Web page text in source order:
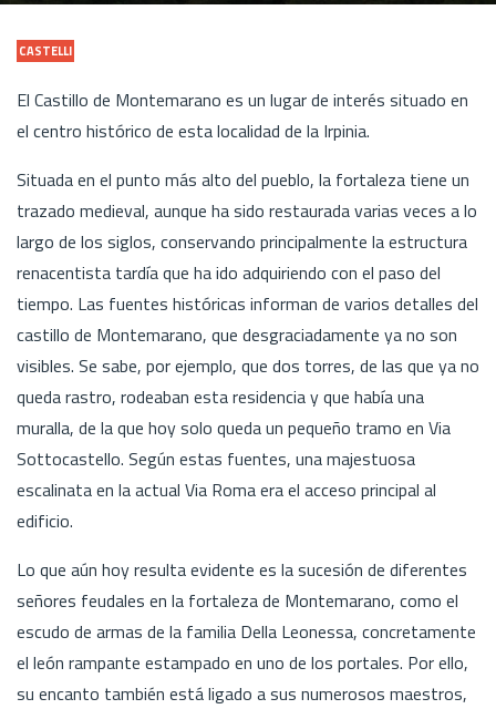
CASTELLI
El Castillo de Montemarano es un lugar de interés situado en
el centro histórico de esta localidad de la Irpinia.
Situada en el punto más alto del pueblo, la fortaleza tiene un
trazado medieval, aunque ha sido restaurada varias veces a lo
largo de los siglos, conservando principalmente la estructura
renacentista tardía que ha ido adquiriendo con el paso del
tiempo. Las fuentes históricas informan de varios detalles del
castillo de Montemarano, que desgraciadamente ya no son
visibles. Se sabe, por ejemplo, que dos torres, de las que ya no
queda rastro, rodeaban esta residencia y que había una
muralla, de la que hoy solo queda un pequeño tramo en Via
Sottocastello. Según estas fuentes, una majestuosa
escalinata en la actual Via Roma era el acceso principal al
edificio.
Lo que aún hoy resulta evidente es la sucesión de diferentes
señores feudales en la fortaleza de Montemarano, como el
escudo de armas de la familia Della Leonessa, concretamente
el león rampante estampado en uno de los portales. Por ello,
su encanto también está ligado a sus numerosos maestros,